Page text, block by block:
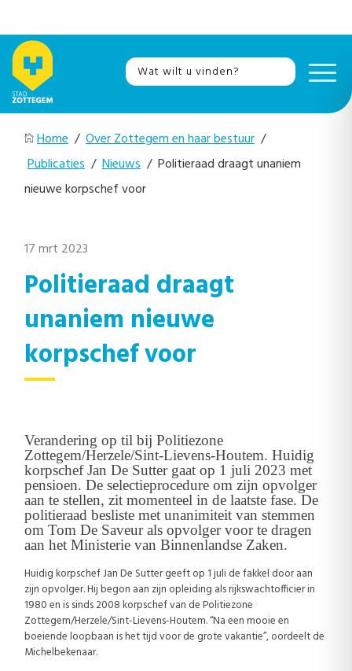
Home / Over Zottegem en haar bestuur /
Publicaties / Nieuws / Politieraad draagt unaniem
nieuwe korpschef voor
17 mrt 2023
Politieraad draagt
unaniem nieuwe
korpschef voor
Verandering op til bij Politiezone
Zottegem/Herzele/Sint-Lievens-Houtem. Huidig
korpschef Jan De Sutter gaat op 1 juli 2023 met
pensioen. De selectieprocedure om zijn opvolger
aan te stellen, zit momenteel in de laatste fase. De
politieraad besliste met unanimiteit van stemmen
om Tom De Saveur als opvolger voor te dragen
aan het Ministerie van Binnenlandse Zaken.
Huidig korpschef Jan De Sutter geeft op 1 juli de fakkel door aan
zijn opvolger. Hij begon aan zijn opleiding als rijkswachtofficier in
1980 en is sinds 2008 korpschef van de Politiezone
Zottegem/Herzele/Sint-Lievens-Houtem. “Na een mooie en
boeiende loopbaan is het tijd voor de grote vakantie”, oordeelt de
Michelbekenaar.